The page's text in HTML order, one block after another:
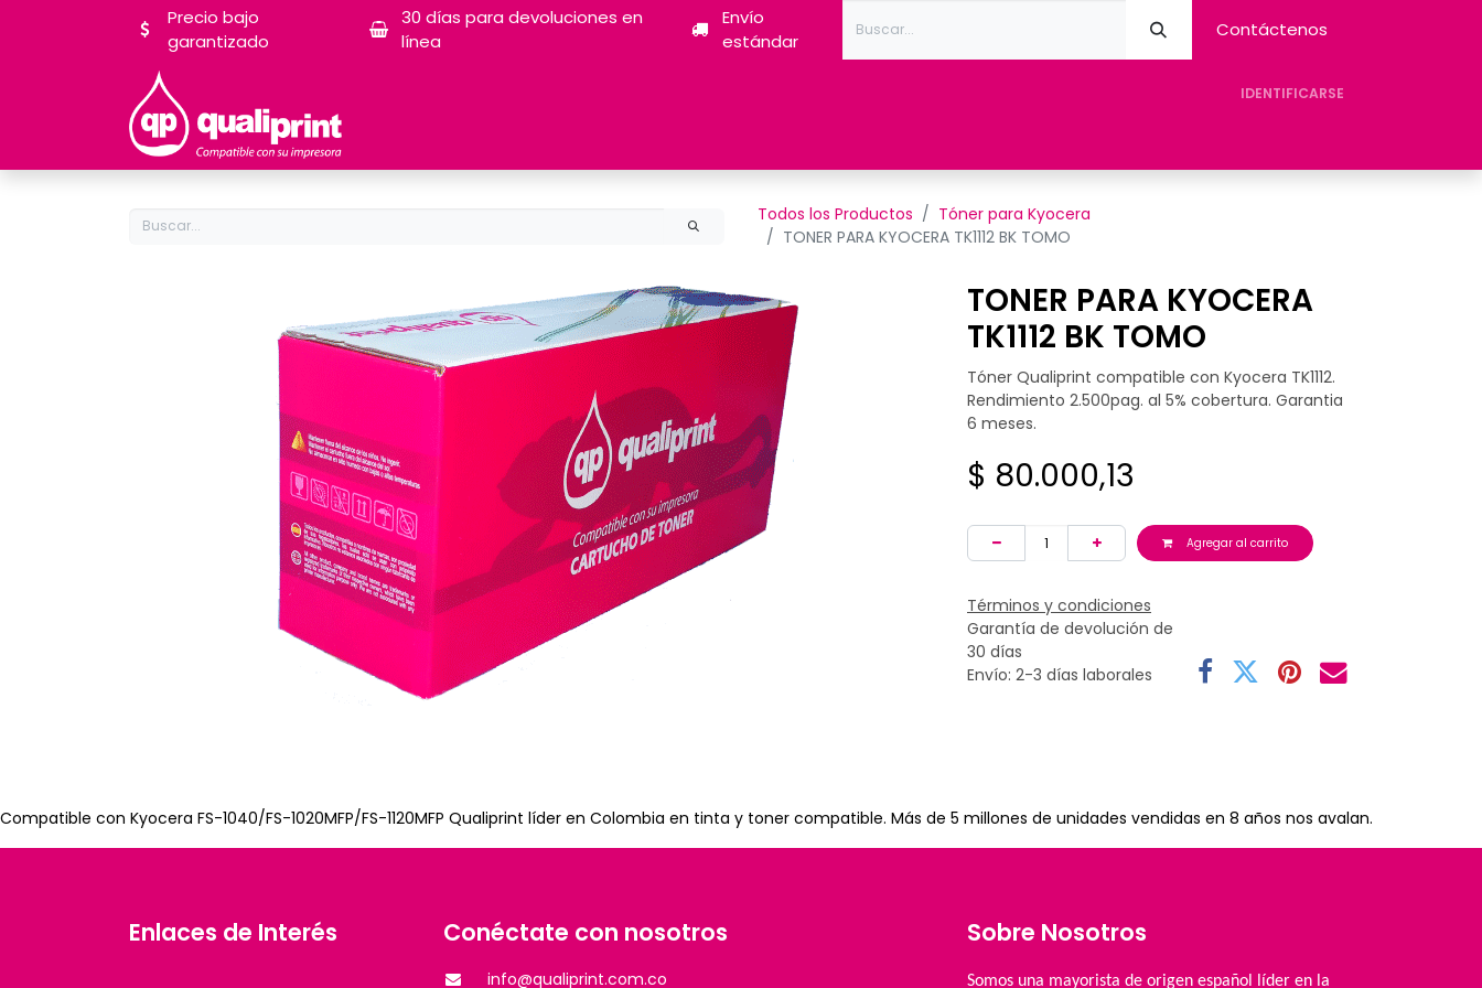
Precio bajo
garantizado
30 días para devoluciones en
línea
Envío
estándar
Contáctenos
IDENTIFICARSE
Todos los Productos
Tóner para Kyocera
TONER PARA KYOCERA TK1112 BK TOMO
TONER PARA KYOCERA
TK1112 BK TOMO
Tóner Qualiprint compatible con Kyocera TK1112.
Rendimiento 2.500pag. al 5% cobertura. Garantia
6 meses.
$ 80.000,13
Agregar al carrito
Términos y condiciones
Garantía de devolución de
30 días
Envío: 2-3 días laborales
Compatible con Kyocera FS-1040/FS-1020MFP/FS-1120MFP Qualiprint líder en Colombia en tinta y toner compatible. Más de 5 millones de unidades vendidas en 8 años nos avalan.
Enlaces de Interés Conéctate con nosotros
info@qualiprint.com.co
Sobre Nosotros
Somos una mayorista de origen español líder en la